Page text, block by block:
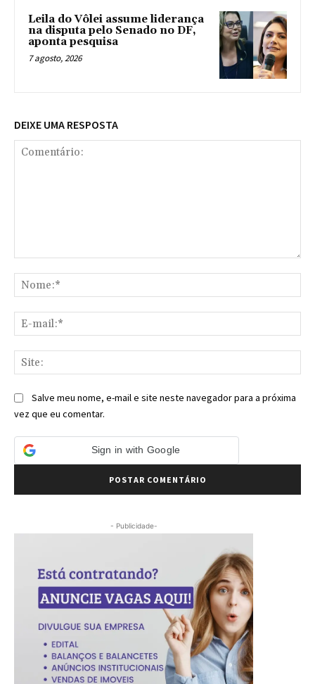
Leila do Vôlei assume liderança
na disputa pelo Senado no DF,
aponta pesquisa
7 agosto, 2026
DEIXE UMA RESPOSTA
Salve meu nome, e-mail e site neste navegador para a próxima
vez que eu comentar.
Sign in with Google
- Publicidade-